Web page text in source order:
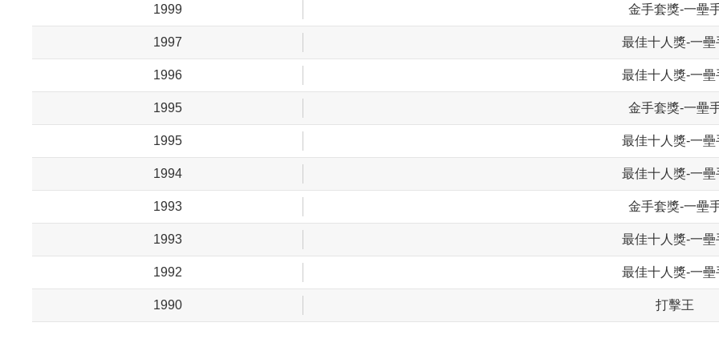
1999 金手套獎-一壘
1997 最佳十人獎-一壘
1996 最佳十人獎-一壘
1995 金手套獎-一壘
1995 最佳十人獎-一壘
1994 最佳十人獎-一壘
1993 金手套獎-一壘
1993 最佳十人獎-一壘
1992 最佳十人獎-一壘
1990 打擊王